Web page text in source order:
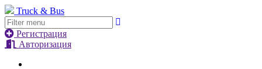
Truck & Bus
Регистрация
Авторизация